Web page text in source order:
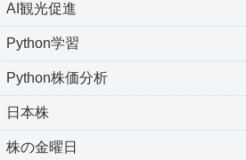
AI観光促進
Python学習
Python株価分析
日本株
株の金曜日